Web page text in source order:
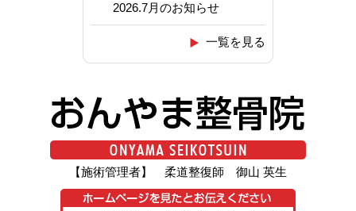
2026.7月のお知らせ
一覧を見る
【施術管理者】 柔道整復師 御山 英生